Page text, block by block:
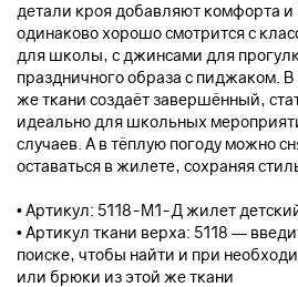
детали кроя добавляют комфорта
одинаково хорошо смотрится с
для школы, с джинсами для
праздничного образа с пиджаком. В
же ткани создаёт завершённый,
идеально для школьных
случаев. А в тёплую погоду можно
оставаться в жилете, сохраняя
• Артикул: 5118-М1-Д жилет
• Артикул ткани верха: 5118 —
поиске, чтобы найти и при
или брюки из этой же ткани